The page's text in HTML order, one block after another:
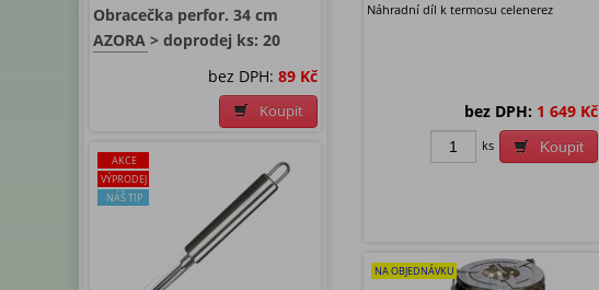
Obracečka perfor. 34 cm
AZORA > doprodej ks: 20
bez DPH: 89 Kč
Koupit
AKCE
VÝPRODEJ
NÁŠ TIP
Náhradní díl k termosu celenerez
bez DPH: 1 649 Kč
Koupit
ks
NA OBJEDNÁVKU